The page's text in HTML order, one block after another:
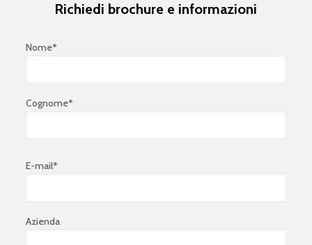
Richiedi brochure e informazioni
Nome*
Cognome*
E-mail*
Azienda